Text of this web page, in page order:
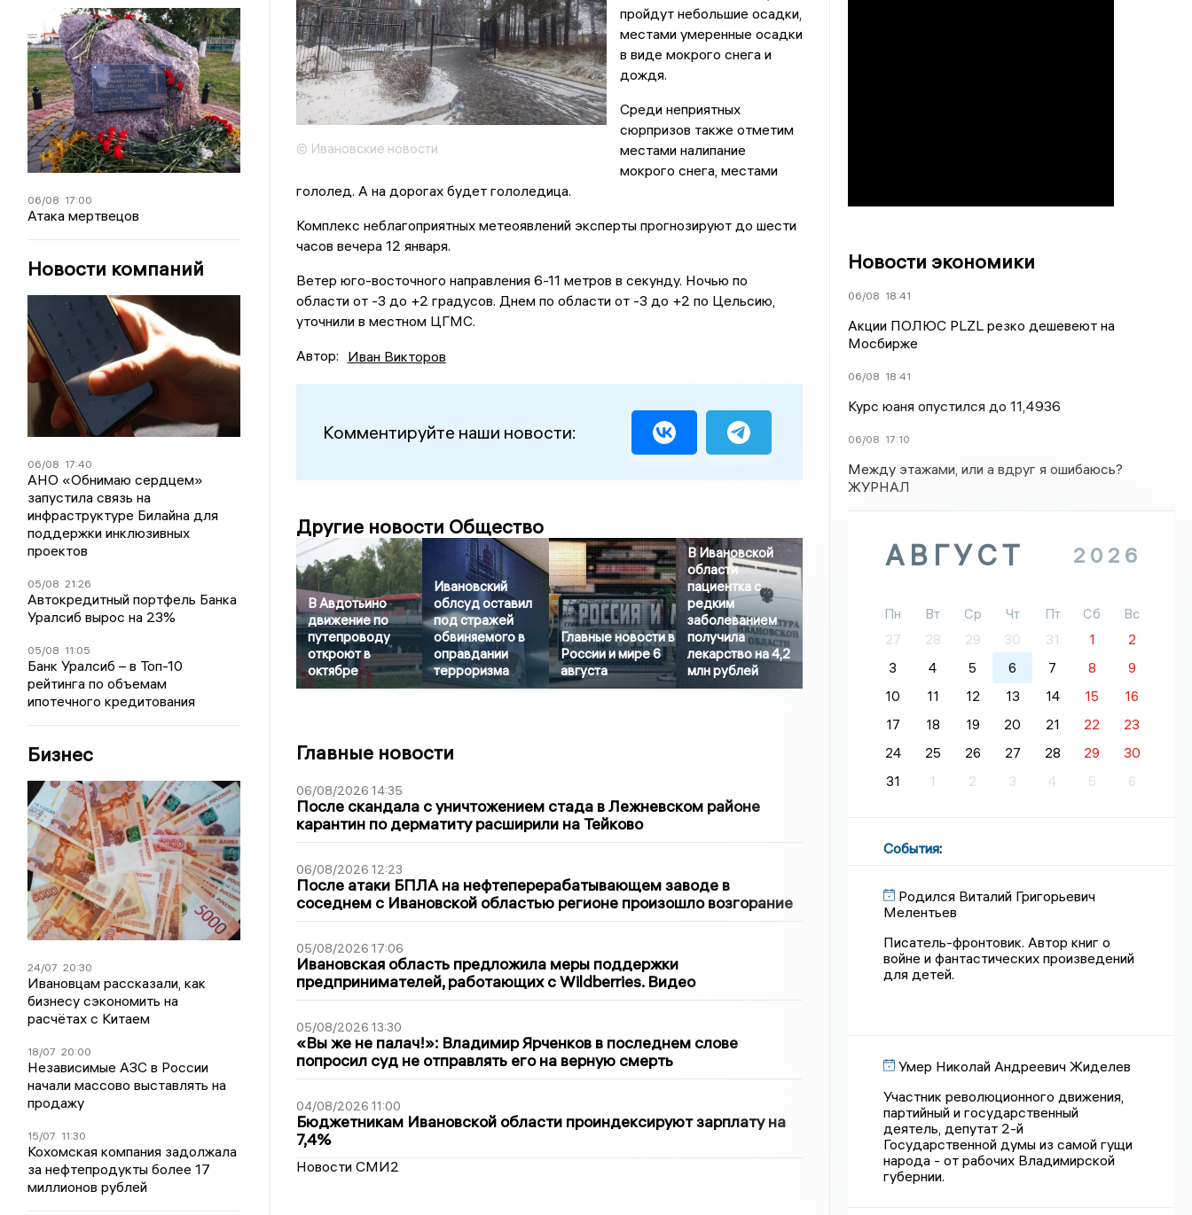
06/08 17:00
Атака мертвецов
Новости компаний
06/08 17:40
АНО «Обнимаю сердцем»
запустила связь на
инфраструктуре Билайна для
поддержки инклюзивных
проектов
05/08 21:26
Автокредитный портфель Банка
Уралсиб вырос на 23%
05/08 11:05
Банк Уралсиб – в Топ-10
рейтинга по объемам
ипотечного кредитования
Бизнес
24/07 20:30
Ивановцам рассказали, как
бизнесу сэкономить на
расчётах с Китаем
18/07 20:00
Независимые АЗС в России
начали массово выставлять на
продажу
15/07 11:30
Кохомская компания задолжала
за нефтепродукты более 17
миллионов рублей
© Ивановские новости
пройдут небольшие осадки,
местами умеренные осадки
в виде мокрого снега и
дождя.
Среди неприятных
сюрпризов также отметим
местами налипание
мокрого снега, местами
гололед. А на дорогах будет гололедица.
Комплекс неблагоприятных метеоявлений эксперты прогнозируют до шести
часов вечера 12 января.
Ветер юго-восточного направления 6-11 метров в секунду. Ночью по
области от -3 до +2 градусов. Днем по области от -3 до +2 по Цельсию,
уточнили в местном ЦГМС.
Автор: Иван Викторов
Комментируйте наши новости:
Другие новости Общество
В Авдотьино
движение по
путепроводу
откроют в
октябре
Ивановский
облсуд оставил
под стражей
обвиняемого в
оправдании
терроризма
Главные новости в
России и мире 6
августа
В Ивановской
области
пациентка с
редким
заболеванием
получила
лекарство на 4,2
млн рублей
Главные новости
06/08/2026 14:35
После скандала с уничтожением стада в Лежневском районе
карантин по дерматиту расширили на Тейково
06/08/2026 12:23
После атаки БПЛА на нефтеперерабатывающем заводе в
соседнем с Ивановской областью регионе произошло возгорание
05/08/2026 17:06
Ивановская область предложила меры поддержки
предпринимателей, работающих с Wildberries. Видео
05/08/2026 13:30
«Вы же не палач!»: Владимир Ярченков в последнем слове
попросил суд не отправлять его на верную смерть
04/08/2026 11:00
Бюджетникам Ивановской области проиндексируют зарплату на
7,4%
Новости СМИ2
Новости экономики
06/08 18:41
Акции ПОЛЮС PLZL резко дешевеют на
Мосбирже
06/08 18:41
Курс юаня опустился до 11,4936
06/08 17:10
Между этажами, или а вдруг я ошибаюсь?
ЖУРНАЛ
АВГУСТ 2026
Пн Вт Ср Чт Пт Сб
Вс
27
28 29 30 31 1
2
3
4 5 6 7 8
9
10
11 12 13 14 15
16
17
18 19 20 21 22
23
24
25 26 27 28 29
30
31
1 2 3 4 5 6
События:
Родился Виталий Григорьевич
Мелентьев
Писатель-фронтовик. Автор книг о
войне и фантастических произведений
для детей.
Умер Николай Андреевич Жиделев
Участник революционного движения,
партийный и государственный
деятель, депутат 2-й
Государственной думы из самой гущи
народа - от рабочих Владимирской
губернии.